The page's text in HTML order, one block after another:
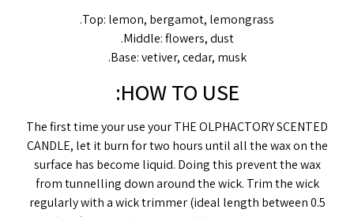
Top: lemon, bergamot, lemongrass.
Middle: flowers, dust.
Base: vetiver, cedar, musk.
HOW TO USE:
The first time your use your THE OLPHACTORY SCENTED
CANDLE, let it burn for two hours until all the wax on the
surface has become liquid. Doing this prevent the wax
from tunnelling down around the wick. Trim the wick
regularly with a wick trimmer (ideal length between 0.5